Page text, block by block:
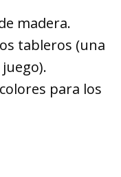
madera.
tableros (una
para los